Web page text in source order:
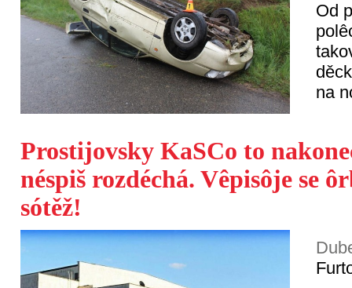
Od
na
Prostijovsky KaSCo to
néspiš rozdéchá. Vêpisôje se
sótěž!